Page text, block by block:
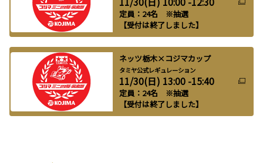
定員：24名 ※抽選
【受付は終了しました】
ネッツ栃木×コジマカップ
タミヤ公式レギュレーション
11/30(日) 13:00 -15:40
定員：24名 ※抽選
【受付は終了しました】